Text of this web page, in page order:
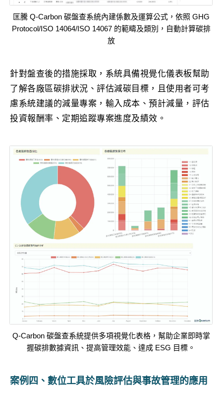
匡騰 Q-Carbon 碳盤查系統內建係數及運算公式，依照 GHG
Protocol/ISO 14064/ISO 14067 的範疇及類別，自動計算碳排
放
針對盤查後的措施採取，系統具備視覺化儀表板幫助
了解各廠區碳排狀況、評估減碳目標，且使用者可考
慮系統建議的減量專案，輸入成本、預計減量，評估
投資報酬率、定期追蹤專案進度及績效。
Q-Carbon 碳盤查系統提供多項視覺化表格，幫助企業即時掌
握碳排數據資訊、提高管理效能、達成 ESG 目標。
案例四、數位工具於風險評估與事故管理的應用